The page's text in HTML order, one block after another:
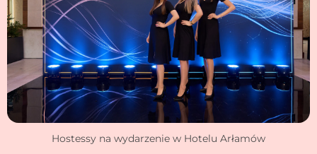
Hostessy na wydarzenie w Hotelu Arłamów